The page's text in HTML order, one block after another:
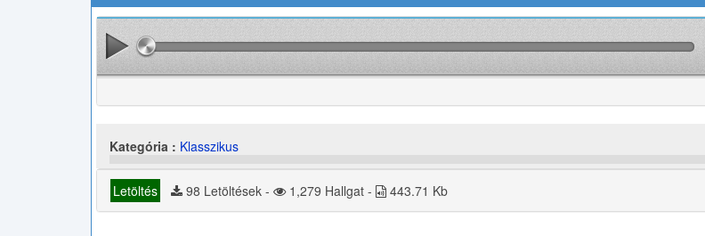
Kategória : Klasszikus
Letöltés 98 Letöltések - 1,279 Hallgat - 443.71 Kb